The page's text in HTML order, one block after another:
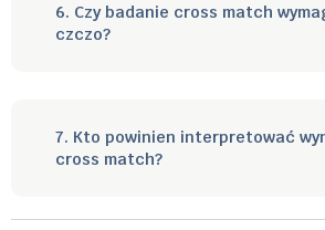
6. Czy badanie cross match
czczo?
7. Kto powinien interpretować
cross match?